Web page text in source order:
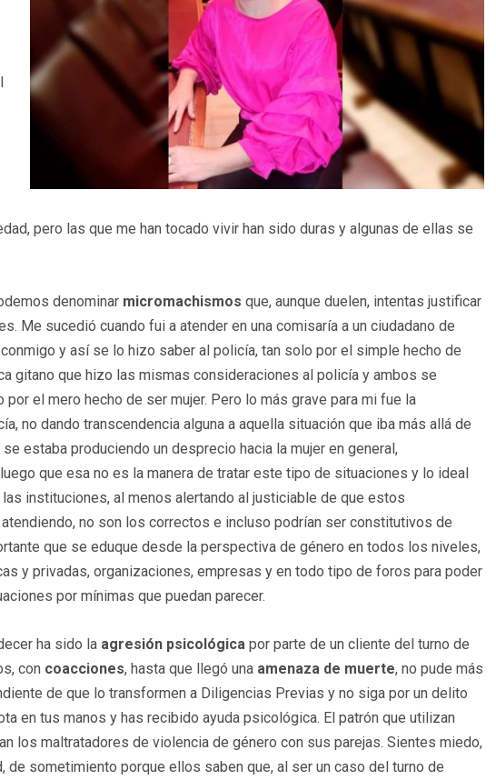
pero las que me han tocado vivir han sido duras y algunas de ellas se
denominar micromachismos que, aunque duelen, intentas justificar
Me sucedió cuando fui a atender en una comisaría a un ciudadano de
y así se lo hizo saber al policía, tan solo por el simple hecho de
gitano que hizo las mismas consideraciones al policía y ambos se
el mero hecho de ser mujer. Pero lo más grave para mi fue la
no dando transcendencia alguna a aquella situación que iba más allá de
estaba produciendo un desprecio hacia la mujer en general,
que esa no es la manera de tratar este tipo de situaciones y lo ideal
instituciones, al menos alertando al justiciable de que estos
no son los correctos e incluso podrían ser constitutivos de
que se eduque desde la perspectiva de género en todos los niveles,
y privadas, organizaciones, empresas y en todo tipo de foros para poder
por mínimas que puedan parecer.
ha sido la agresión psicológica por parte de un cliente del turno de
con coacciones, hasta que llegó una amenaza de muerte, no pude más
de que lo transformen a Diligencias Previas y no siga por un delito
en tus manos y has recibido ayuda psicológica. El patrón que utilizan
los maltratadores de violencia de género con sus parejas. Sientes miedo,
sometimiento porque ellos saben que, al ser un caso del turno de